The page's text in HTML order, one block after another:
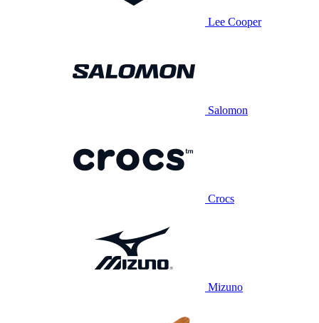
Lee Cooper
Salomon
Crocs
Mizuno